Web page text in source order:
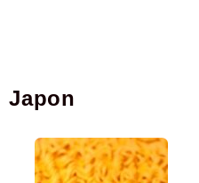
Japon